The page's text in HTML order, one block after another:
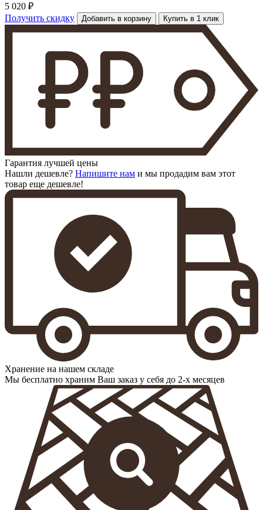
5 020 ₽
Получить скидку
Добавить в корзину Купить в 1 клик
Гарантия лучшей цены
Нашли дешевле? Напишите нам и мы продадим вам этот
товар еще дешевле!
Хранение на нашем складе
Мы бесплатно храним Ваш заказ у себя до 2-х месяцев